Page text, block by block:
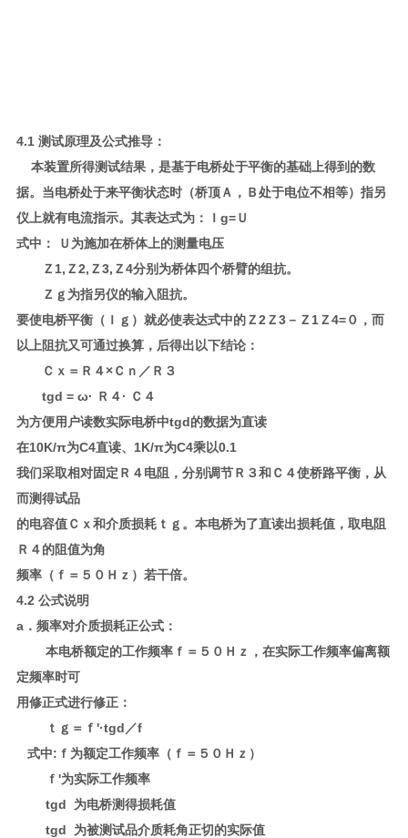
4.1 测试原理及公式推导：
本装置所得测试结果，是基于电桥处于平衡的基础上得到的数
据。当电桥处于来平衡状态时（桥顶Ａ，Ｂ处于电位不相等）指另
仪上就有电流指示。其表达式为：Ｉg=Ｕ
式中： Ｕ为施加在桥体上的测量电压
Ｚ1,Ｚ2,Ｚ3,Ｚ4分别为桥体四个桥臂的组抗。
Ｚｇ为指另仪的输入阻抗。
要使电桥平衡（Ｉｇ）就必使表达式中的Ｚ2Ｚ3－Ｚ1Ｚ4=０，而
以上阻抗又可通过换算，后得出以下结论：
Ｃｘ＝Ｒ４×Ｃｎ／Ｒ３
tgd = ω· Ｒ４· Ｃ４
为方便用户读数实际电桥中tgd的数据为直读
在10K/π为C4直读、1K/π为C4乘以0.1
我们采取相对固定Ｒ４电阻，分别调节Ｒ３和Ｃ４使桥路平衡，从
而测得试品
的电容值Ｃｘ和介质损耗ｔｇ。本电桥为了直读出损耗值，取电阻
Ｒ４的阻值为角
频率（ｆ＝５０Ｈｚ）若干倍。
4.2 公式说明
a．频率对介质损耗正公式：
本电桥额定的工作频率ｆ＝５０Ｈｚ，在实际工作频率偏离额
定频率时可
用修正式进行修正：
ｔｇ＝ｆ'·tgd／f
式中:ｆ为额定工作频率（ｆ＝５０Ｈｚ）
ｆ'为实际工作频率
tgd 为电桥测得损耗值
tgd 为被测试品介质耗角正切的实际值